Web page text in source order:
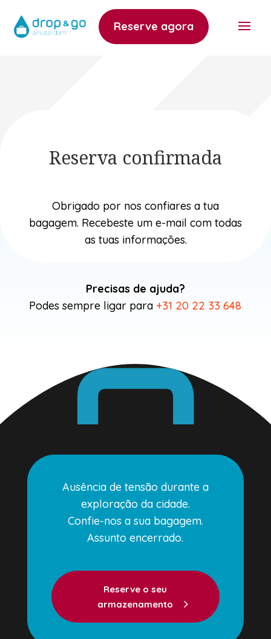
Reserve agora
Reserva confirmada
Obrigado por nos confiares a tua
bagagem. Recebeste um e-mail com todas
as tuas informações.
Precisas de ajuda?
Podes sempre ligar para +31 20 22 33 648
Ausência de tensão durante a
exploração da cidade.
Confie-nos a sua bagagem.
Assunto encerrado.
Reserve o seu
armazenamento